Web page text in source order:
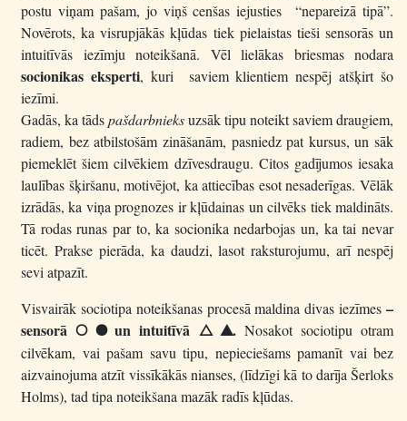
postu viņam pašam, jo viņš cenšas iejusties “nepareizā tipā”.
Novērots, ka visrupjākās kļūdas tiek pielaistas tieši sensorās un
intuitīvās iezīmju noteikšanā. Vēl lielākas briesmas nodara
socionikas eksperti, kuri saviem klientiem nespēj atšķirt šo
iezīmi.
Gadās, ka tādspašdarbnieksuzsāk tipu noteikt saviem draugiem,
radiem, bez atbilstošām zināšanām, pasniedz pat kursus, un sāk
piemeklēt šiem cilvēkiem dzīvesdraugu. Citos gadījumos iesaka
laulības šķiršanu, motivējot, ka attiecības esot nesaderīgas. Vēlāk
izrādās, ka viņa prognozes ir kļūdainas un cilvēks tiek maldināts.
Tā rodas runas par to, ka socionika nedarbojas un, ka tai nevar
ticēt. Prakse pierāda, ka daudzi, lasot raksturojumu, arī nespēj
sevi atpazīt.
Visvairāk sociotipa noteikšanas procesā maldina divas iezīmes –
sensorāS Fun intuitīvā T I. Nosakot sociotipu otram
cilvēkam, vai pašam savu tipu, nepieciešams pamanīt vai bez
aizvainojuma atzīt vissīkākās nianses, (līdzīgi kā to darīja Šerloks
Holms), tad tipa noteikšana mazāk radīs kļūdas.